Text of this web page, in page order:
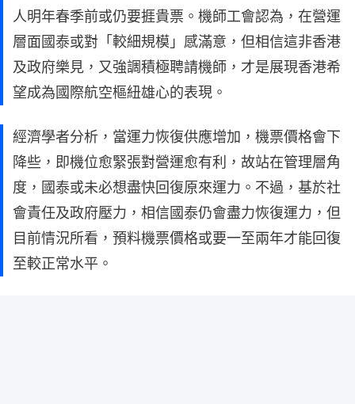
人明年春季前或仍要捱貴票。機師工會認為，在營運
層面國泰或對「較細規模」感滿意，但相信這非香港
及政府樂見，又強調積極聘請機師，才是展現香港希
望成為國際航空樞紐雄心的表現。
經濟學者分析，當運力恢復供應增加，機票價格會下
降些，即機位愈緊張對營運愈有利，故站在管理層角
度，國泰或未必想盡快回復原來運力。不過，基於社
會責任及政府壓力，相信國泰仍會盡力恢復運力，但
目前情況所看，預料機票價格或要一至兩年才能回復
至較正常水平。